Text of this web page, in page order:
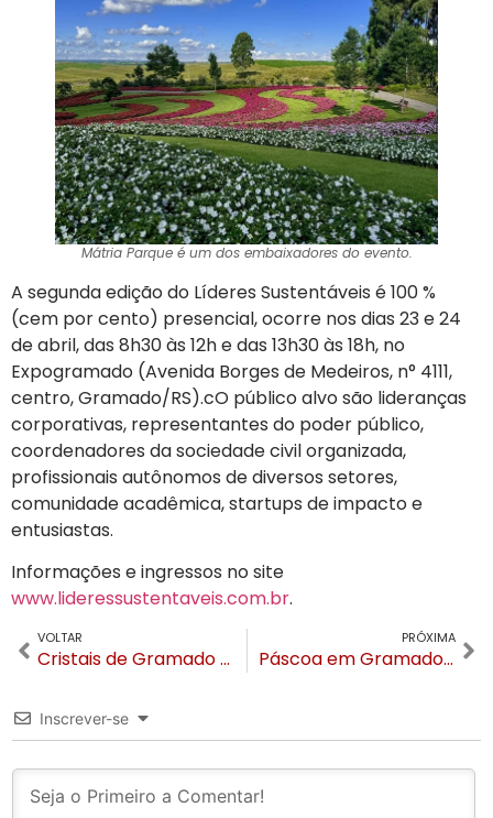
Mátria Parque é um dos embaixadores do evento.
A segunda edição do Líderes Sustentáveis é 100 %
(cem por cento) presencial, ocorre nos dias 23 e 24
de abril, das 8h30 às 12h e das 13h30 às 18h, no
Expogramado (Avenida Borges de Medeiros, n° 4111,
centro, Gramado/RS).cO público alvo são lideranças
corporativas, representantes do poder público,
coordenadores da sociedade civil organizada,
profissionais autônomos de diversos setores,
comunidade acadêmica, startups de impacto e
entusiastas.
Informações e ingressos no site
www.lideressustentaveis.com.br.
VOLTAR
Cristais de Gramado moldou 127 toneladas de cristal em 2023
PRÓXIMA
Páscoa em Gramado abre inscrições para Corrida e Caminhada do Coelho
Inscrever-se